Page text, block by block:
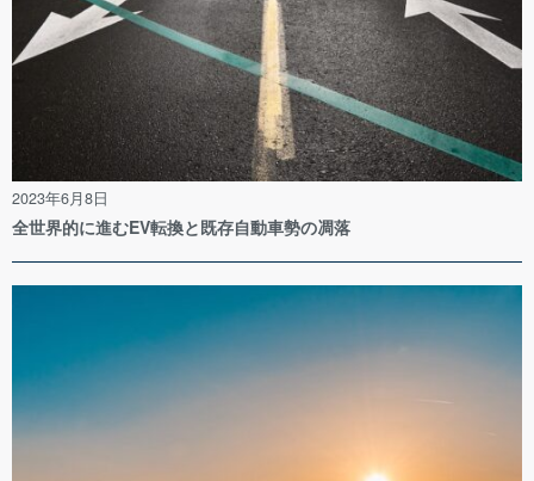
2023年6月8日
全世界的に進むEV転換と既存自動車勢の凋落